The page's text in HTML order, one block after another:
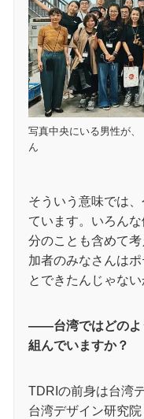
写真中央にいる男性が
ん
そういう意味では
ています。いろん
分のことも含めて
加者のみなさんは
とできたんじゃない
――台湾ではどのよ
組んでいますか？
TDRIの前身は台湾
台湾デザイン研究